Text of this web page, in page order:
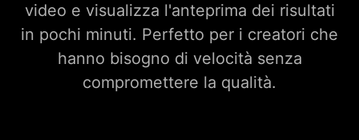
video e visualizza l'anteprima dei risultati
in pochi minuti. Perfetto per i creatori che
hanno bisogno di velocità senza
compromettere la qualità.